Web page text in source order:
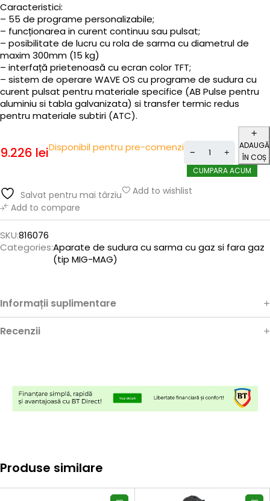
Caracteristici:
– 55 de programe personalizabile;
– funcționarea in curent continuu sau pulsat;
– posibilitate de lucru cu rola de sarma cu diametrul de
maxim 300mm (15 kg)
– interfață prietenoasă cu ecran color TFT;
– sistem de operare WAVE OS cu programe de sudura cu
curent pulsat pentru materiale specifice (AB Pulse pentru
aluminiu si tabla galvanizata) si transfer termic redus
pentru materiale subtiri (ATC).
9.226 leiDisponibil pentru pre-comenzi
ADAUGĂ
ÎN COȘ
CUMPARA ACUM
Salvat pentru mai târziu
Add to wishlist
Add to compare
SKU:816076
Categories:Aparate de sudura cu sarma cu gaz si fara gaz
(tip MIG-MAG)
Informații suplimentare
Recenzii
Produse similare